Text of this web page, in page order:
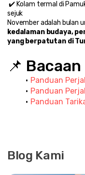
sejuk
November adalah bulan
kedalaman budaya,
yang berpatutan di
📌
Panduan
Panduan
Panduan
Blog Kami